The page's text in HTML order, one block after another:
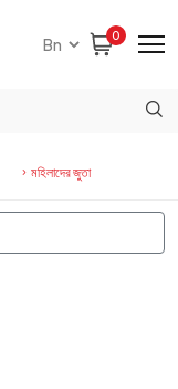
0
মহিলাদের জুতা